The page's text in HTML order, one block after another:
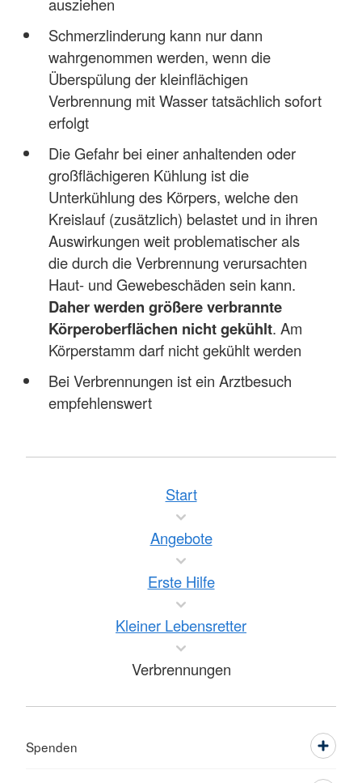
Schmerzlinderung kann nur dann
wahrgenommen werden, wenn die
Überspülung der kleinflächigen
Verbrennung mit Wasser tatsächlich sofort
erfolgt
Die Gefahr bei einer anhaltenden oder
großflächigeren Kühlung ist die
Unterkühlung des Körpers, welche den
Kreislauf (zusätzlich) belastet und in ihren
Auswirkungen weit problematischer als
die durch die Verbrennung verursachten
Haut- und Gewebeschäden sein kann.
Daher werden größere verbrannte
Körperoberflächen nicht gekühlt. Am
Körperstamm darf nicht gekühlt werden
Bei Verbrennungen ist ein Arztbesuch
empfehlenswert
Start
Angebote
Erste Hilfe
Kleiner Lebensretter
Verbrennungen
Spenden